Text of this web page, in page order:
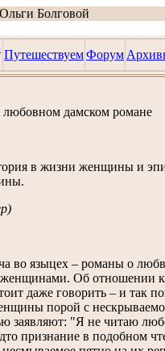
ПутешествуемФорум
дамском романе
в жизни женщины и
во языцех – романы о
Об отношении
даже говорить – и так
порой с
заявляют: "Я не читаю
признание в подобном